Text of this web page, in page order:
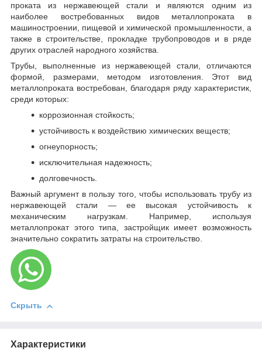
проката из нержавеющей стали и являются одним из
наиболее востребованных видов металлопроката в
машиностроении, пищевой и химической промышленности, а
также в строительстве, прокладке трубопроводов и в ряде
других отраслей народного хозяйства.
Трубы, выполненные из нержавеющей стали, отличаются
формой, размерами, методом изготовления. Этот вид
металлопроката востребован, благодаря ряду характеристик,
среди которых:
коррозионная стойкость;
устойчивость к воздействию химических веществ;
огнеупорность;
исключительная надежность;
долговечность.
Важный аргумент в пользу того, чтобы использовать трубу из
нержавеющей стали — ее высокая устойчивость к
механическим нагрузкам. Например, используя
металлопрокат этого типа, застройщик имеет возможность
значительно сократить затраты на строительство.
Скрыть
Характеристики